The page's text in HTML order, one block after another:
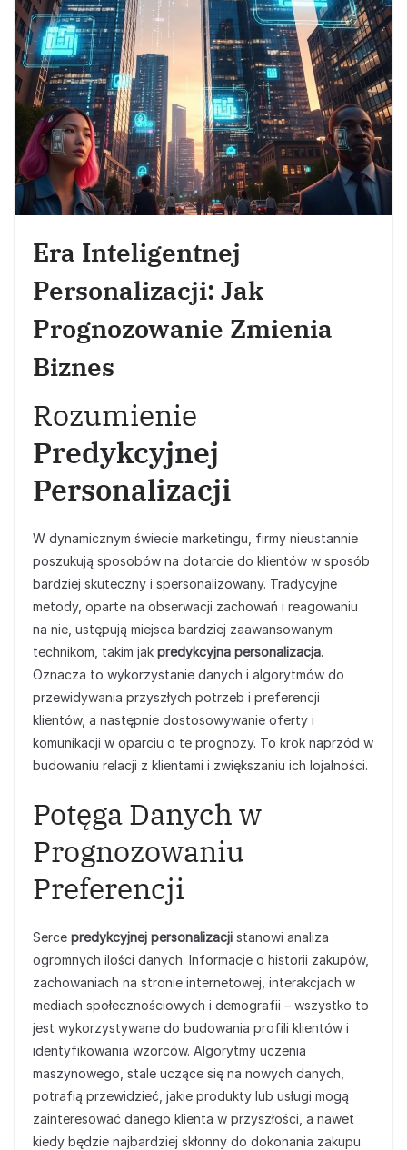
Era Inteligentnej
Personalizacji: Jak
Prognozowanie Zmienia
Biznes
Rozumienie
Predykcyjnej
Personalizacji
W dynamicznym świecie marketingu, firmy nieustannie
poszukują sposobów na dotarcie do klientów w sposób
bardziej skuteczny i spersonalizowany. Tradycyjne
metody, oparte na obserwacji zachowań i reagowaniu
na nie, ustępują miejsca bardziej zaawansowanym
technikom, takim jak predykcyjna personalizacja.
Oznacza to wykorzystanie danych i algorytmów do
przewidywania przyszłych potrzeb i preferencji
klientów, a następnie dostosowywanie oferty i
komunikacji w oparciu o te prognozy. To krok naprzód w
budowaniu relacji z klientami i zwiększaniu ich lojalności.
Potęga Danych w
Prognozowaniu
Preferencji
Serce predykcyjnej personalizacji stanowi analiza
ogromnych ilości danych. Informacje o historii zakupów,
zachowaniach na stronie internetowej, interakcjach w
mediach społecznościowych i demografii – wszystko to
jest wykorzystywane do budowania profili klientów i
identyfikowania wzorców. Algorytmy uczenia
maszynowego, stale uczące się na nowych danych,
potrafią przewidzieć, jakie produkty lub usługi mogą
zainteresować danego klienta w przyszłości, a nawet
kiedy będzie najbardziej skłonny do dokonania zakupu.